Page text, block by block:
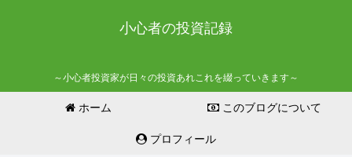
小心者の投資記録
～小心者投資家が日々の投資あれこれを綴っていきます～
ホーム このブログについて
プロフィール